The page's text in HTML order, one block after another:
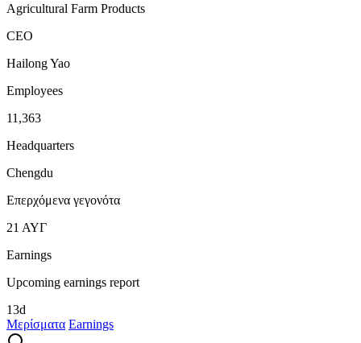
Agricultural Farm Products
CEO
Hailong Yao
Employees
11,363
Headquarters
Chengdu
Επερχόμενα γεγονότα
21 ΑΥΓ
Earnings
Upcoming earnings report
13d
Μερίσματα Earnings